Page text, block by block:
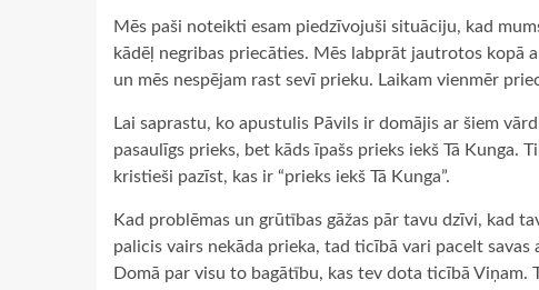
Mēs paši noteikti esam piedzīvojuši situāciju, kad
kādēļ negribas priecāties. Mēs labprāt jautrotos kopā
un mēs nespējam rast sevī prieku. Laikam vienmēr
Lai saprastu, ko apustulis Pāvils ir domājis ar šiem
pasaulīgs prieks, bet kāds īpašs prieks iekš Tā Kunga.
kristieši pazīst, kas ir “prieks iekš Tā Kunga”.
Kad problēmas un grūtības gāžas pār tavu dzīvi, kad
palicis vairs nekāda prieka, tad ticībā vari pacelt
Domā par visu to bagātību, kas tev dota ticībā